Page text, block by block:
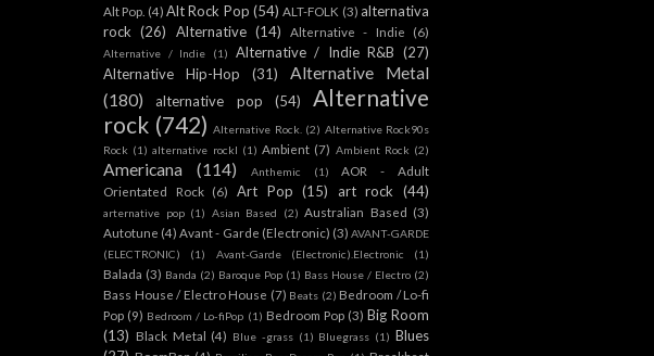
Alt Pop. (4) Alt Rock Pop (54) ALT-FOLK (3) alternativa
rock (26) Alternative (14) Alternative - Indie (6)
Alternative / Indie (1) Alternative / Indie R&B (27)
Alternative Hip-Hop
(31)
Alternative Metal
(180)
alternative pop (54)
Alternative
rock (742) Alternative Rock. (2) Alternative Rock90s
Rock (1) alternative rockl (1) Ambient (7) Ambient Rock (2)
Americana (114) Anthemic (1)
AOR - Adult
Orientated Rock (6) Art Pop (15) art rock (44)
arternative pop (1) Asian Based (2) Australian Based (3)
Autotune (4) Avant - Garde (Electronic) (3) AVANT-GARDE
(ELECTRONIC)
(1) Avant-Garde (Electronic).Electronic (1)
Balada (3) Banda (2) Baroque Pop (1) Bass House / Electro (2)
Bass House / Electro House (7) Beats (2) Bedroom / Lo-fi
Pop (9) Bedroom / Lo-fiPop (1) Bedroom Pop (3) Big Room
(13) Black Metal (4) Blue -grass (1) Bluegrass (1) Blues